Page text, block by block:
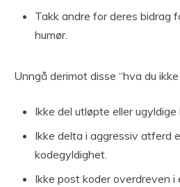
Takk andre for deres bidrag
humør.
Unngå derimot disse “hva du ikke
Ikke del utløpte eller ugyldige
Ikke delta i aggressiv atferd
kodegyldighet.
Ikke post koder overdreven i